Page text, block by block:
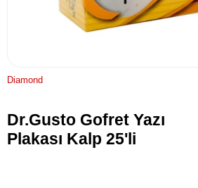
Diamond
Dr.Gusto Gofret Yazı
Plakası Kalp 25'li